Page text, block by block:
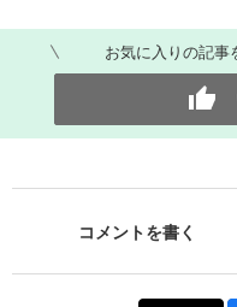
お気に入りの記事
コメントを書く